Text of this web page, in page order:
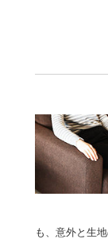
も、意外と生